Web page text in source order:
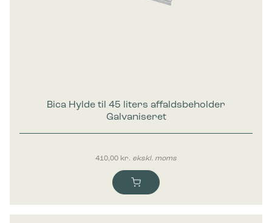
Bica Hylde til 45 liters affaldsbeholder
Galvaniseret
410,00 kr. ekskl. moms